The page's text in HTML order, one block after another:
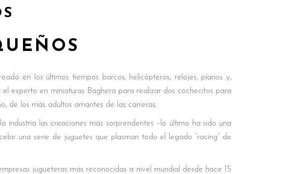
en los últimos tiempos barcos, helicópteros, relojes, pianos y,
experto en miniaturas Baghera para realizar dos cochecitos para
de los más adultos amantes de las carreras.
las creaciones más sorprendentes –lo último ha sido una
una serie de juguetes que plasman todo el legado “racing” de
jugueteras más reconocidas a nivel mundial desde hace 15